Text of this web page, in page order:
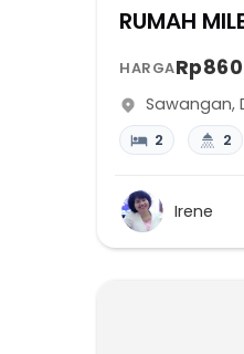
RUMAH
HARGA
Sawangan,
2 2
Irene